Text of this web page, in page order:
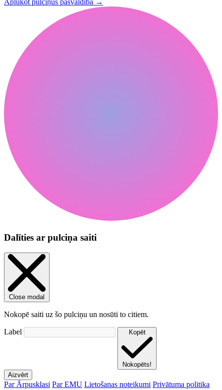
Aplūkot pulciņus pašvaldībā →
Dalīties ar pulciņa saiti
Close modal
Nokopē saiti uz šo pulciņu un nosūti to citiem.
Label Kopēt
Nokopēts!
Aizvērt
Par Ārpusklasi Par EMU Lietošanas noteikumi Privātuma politika